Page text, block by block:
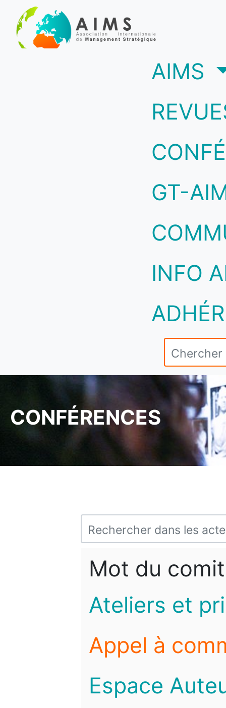
AIMS
GT-
INFO
CONFÉRENCES
Mot du
Ateliers et
Appel à
Espace